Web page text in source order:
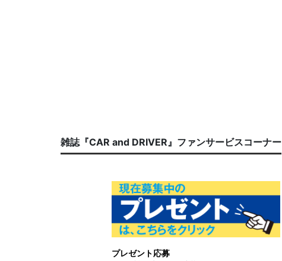
雑誌『CAR and DRIVER』ファンサービスコーナー
プレゼント応募